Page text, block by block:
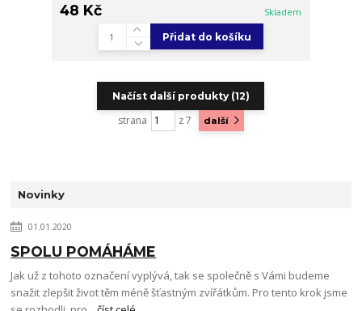
48 Kč Skladem
Přidat do košíku
Načíst další produkty (12)
strana z 7 další
Novinky
01.01.2020
SPOLU POMÁHÁME
Jak už z tohoto označení vyplývá, tak se společně s Vámi budeme
snažit zlepšit život těm méně šťastným zvířátkům. Pro tento krok jsme